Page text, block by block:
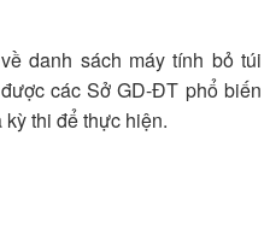
danh sách máy tính bỏ túi
các Sở GD-ĐT phổ biến
thi để thực hiện.